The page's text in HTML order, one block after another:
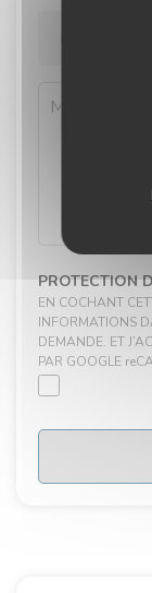
PROTECTION
EN COCHANT
INFORMATIONS
DEMANDE. ET
PAR GOOGLE